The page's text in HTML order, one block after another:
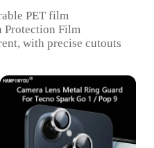
PET film
Protection Film
with precise cutouts
Highly adhesive,
free
a set of screen